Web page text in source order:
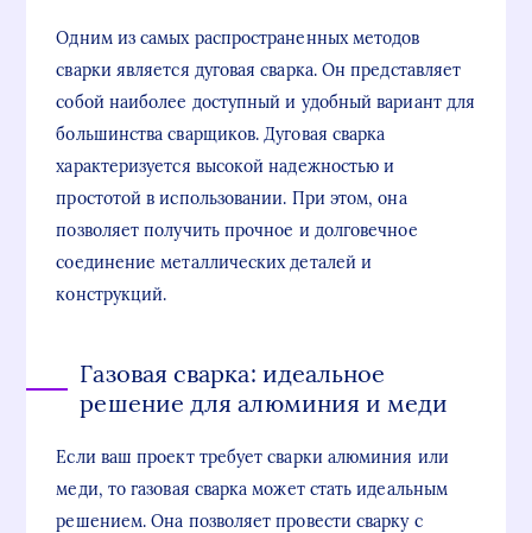
Одним из самых распространенных методов
сварки является дуговая сварка. Он представляет
собой наиболее доступный и удобный вариант для
большинства сварщиков. Дуговая сварка
характеризуется высокой надежностью и
простотой в использовании. При этом, она
позволяет получить прочное и долговечное
соединение металлических деталей и
конструкций.
Газовая сварка: идеальное
решение для алюминия и меди
Если ваш проект требует сварки алюминия или
меди, то газовая сварка может стать идеальным
решением. Она позволяет провести сварку с